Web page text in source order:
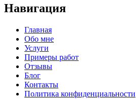
Навигация
Главная
Обо мне
Услуги
Примеры работ
Отзывы
Блог
Контакты
Политика конфиденциальности